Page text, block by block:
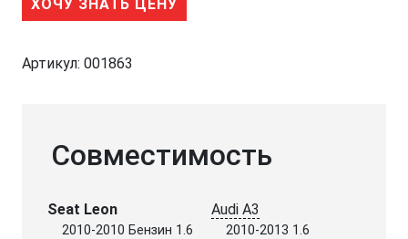
ХОЧУ ЗНАТЬ ЦЕНУ
Артикул: 001863
Совместимость
Seat Leon
2010-2010 Бензин 1.6
Audi A3
2010-2013 1.6